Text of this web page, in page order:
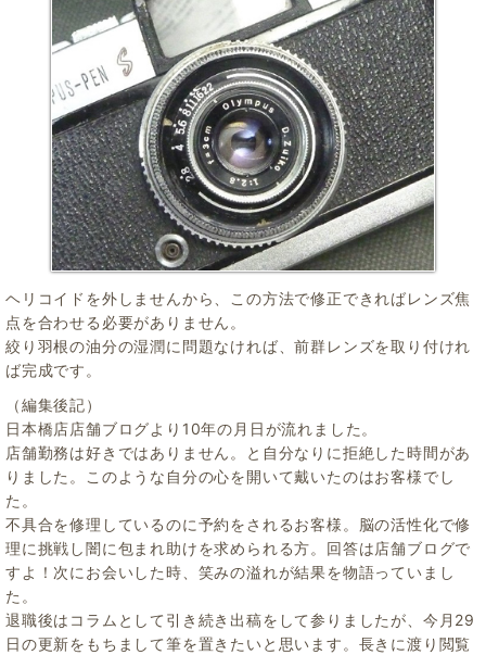
ヘリコイドを外しませんから、この方法で修正できればレンズ焦
点を合わせる必要がありません。
絞り羽根の油分の湿潤に問題なければ、前群レンズを取り付けれ
ば完成です。
（編集後記）
日本橋店店舗ブログより10年の月日が流れました。
店舗勤務は好きではありません。と自分なりに拒絶した時間があ
りました。このような自分の心を開いて戴いたのはお客様でし
た。
不具合を修理しているのに予約をされるお客様。脳の活性化で修
理に挑戦し闇に包まれ助けを求められる方。回答は店舗ブログで
すよ！次にお会いした時、笑みの溢れが結果を物語っていまし
た。
退職後はコラムとして引き続き出稿をして参りましたが、今月29
日の更新をもちまして筆を置きたいと思います。長きに渡り閲覧